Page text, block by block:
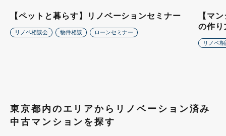
【ペットと暮らす】リノベーションセミナー
リノベ相談会 物件相談 ローンセミナー
【マ
の作り
リノベ
東京都内のエリアからリノベーション済み
中古マンションを探す